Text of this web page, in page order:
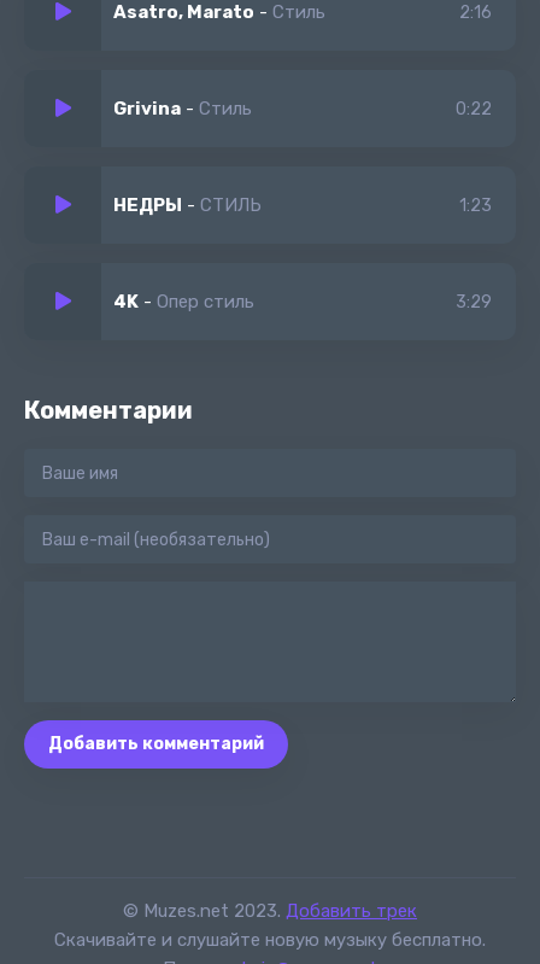
Asatro, Marato - Стиль 2:16
Grivina - Стиль 0:22
НЕДРЫ - СТИЛЬ 1:23
4K - Опер стиль 3:29
Комментарии
Добавить комментарий
© Muzes.net 2023. Добавить трек
Скачивайте и слушайте новую музыку бесплатно.